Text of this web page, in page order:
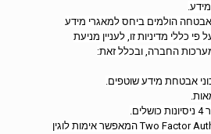
אבטחה הולמים ביחס למאגרי מידע
כללי מדיניות זו, לעניין מניעת
החברה, ובכלל זאת:
3.2.5. שימוש ב Two Factor Authentication המאפשר אימות לוגין